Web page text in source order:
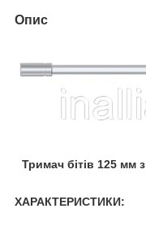
Опис
Тримач бітів 125 мм
ХАРАКТЕРИСТИКИ: